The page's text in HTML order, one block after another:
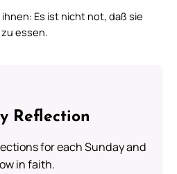
Es ist nicht not, daß sie
essen.
Reflection
for each Sunday and
in faith.